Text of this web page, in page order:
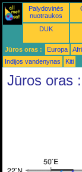
Palydovinės
nuotraukos
DUK
Jūros oras : Europa
Indijos vandenynas
Kiti
Jūros oras